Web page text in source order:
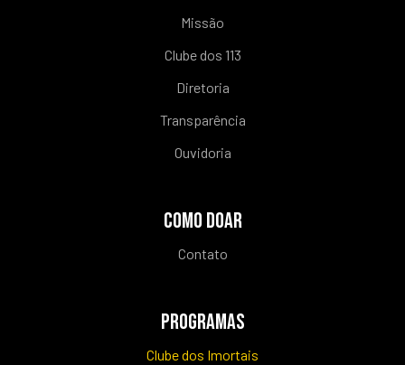
Missão
Clube dos 113
Diretoria
Transparência
Ouvidoria
COMO DOAR
Contato
PROGRAMAS
Clube dos Imortais